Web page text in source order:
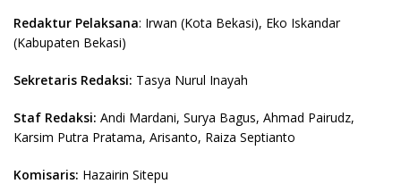
Redaktur Pelaksana: Irwan (Kota Bekasi), Eko Iskandar
(Kabupaten Bekasi)
Sekretaris Redaksi: Tasya Nurul Inayah
Staf Redaksi: Andi Mardani, Surya Bagus, Ahmad Pairudz,
Karsim Putra Pratama, Arisanto, Raiza Septianto
Komisaris: Hazairin Sitepu